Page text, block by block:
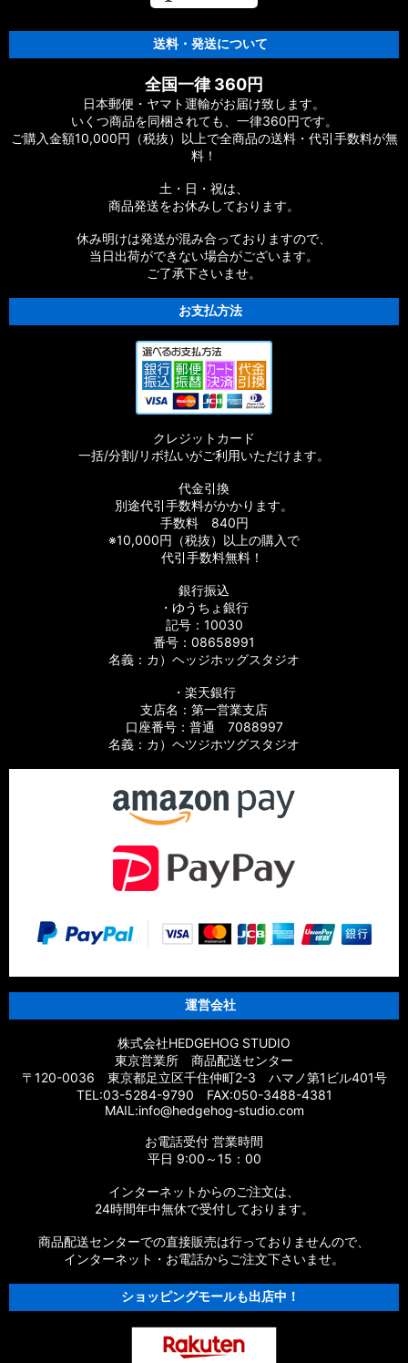
送料・発送について
全国一律 360円
日本郵便・ヤマト運輸がお届け致します。
いくつ商品を同梱されても、一律360円です。
ご購入金額10,000円（税抜）以上で全商品の送料・代引手数料が無
料！
土・日・祝は、
商品発送をお休みしております。
休み明けは発送が混み合っておりますので、
当日出荷ができない場合がございます。
ご了承下さいませ。
お支払方法
クレジットカード
一括/分割/リボ払いがご利用いただけます。
代金引換
別途代引手数料がかかります。
手数料 840円
※10,000円（税抜）以上の購入で
代引手数料無料！
銀行振込
・ゆうちょ銀行
記号：10030
番号：08658991
名義：カ）ヘッジホッグスタジオ
・楽天銀行
支店名：第一営業支店
口座番号：普通 7088997
名義：カ）ヘツジホツグスタジオ
運営会社
株式会社HEDGEHOG STUDIO
東京営業所 商品配送センター
〒120-0036 東京都足立区千住仲町2-3 ハマノ第1ビル401号
TEL:03-5284-9790 FAX:050-3488-4381
MAIL:info@hedgehog-studio.com
お電話受付 営業時間
平日 9:00～15：00
インターネットからのご注文は、
24時間年中無休で受付しております。
商品配送センターでの直接販売は行っておりませんので、
インターネット・お電話からご注文下さいませ。
ショッピングモールも出店中！